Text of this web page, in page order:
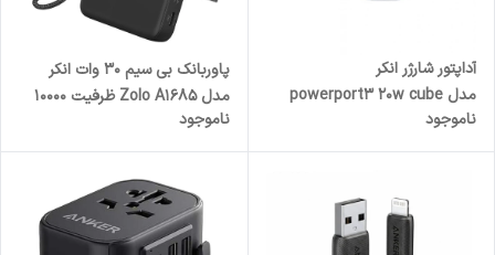
آداپتور شارژر انکر
مدل powerport3 20w cube
A2149
ناموجود
پاوربانک بی سیم 30 وات انکر
مدل Zolo A1685 ظرفیت 10000
میلی آمپر ساعت
ناموجود